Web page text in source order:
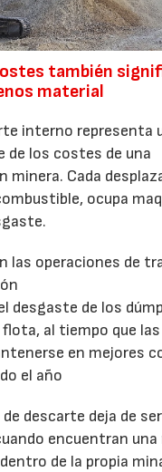
también
material
interno representa
de los costes de una
minera. Cada
ocupa
las operaciones de
desgaste de los
al tiempo que
en mejores
el año
descarte deja de
encuentran una
de la propia